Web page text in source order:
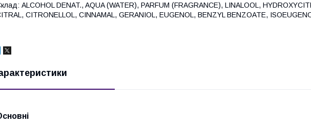
ALCOHOL DENAT., AQUA (WATER), PARFUM (FRAGRANCE), LINALOOL,
CITRONELLOL, CINNAMAL, GERANIOL, EUGENOL, BENZYL BENZOATE,